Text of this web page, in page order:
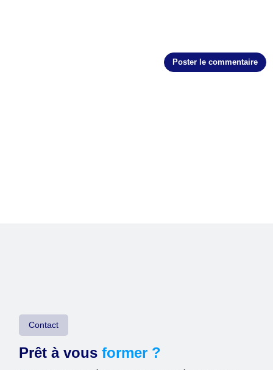
Contact
Prêt à vousformer ?